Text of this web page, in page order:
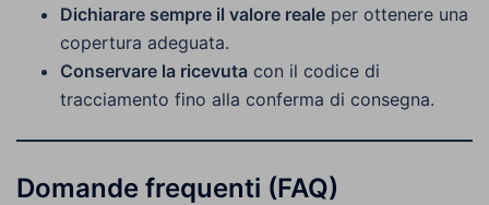
Dichiarare sempre il valore reale per ottenere una
copertura adeguata.
Conservare la ricevuta con il codice di
tracciamento fino alla conferma di consegna.
Domande frequenti (FAQ)